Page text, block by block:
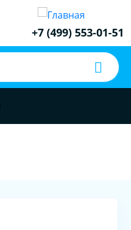
+7 (499) 553-01-51